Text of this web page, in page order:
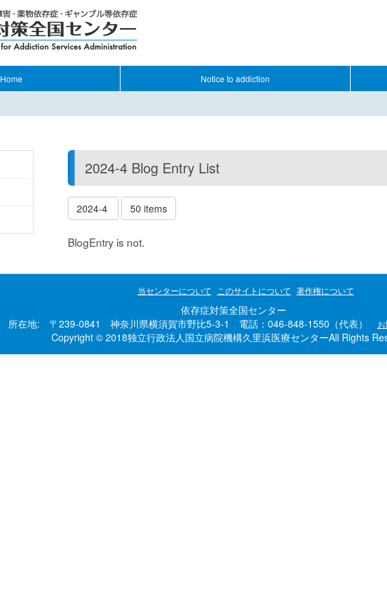
Home Notice to addiction
2024-4 Blog Entry List
2024-4 50 items
BlogEntry is not.
当センターについて このサイトについて 著作権について
依存症対策全国センター
所在地: 〒239-0841 神奈川県横須賀市野比5-3-1 電話：046-848-1550（代表）
Copyright © 2018独立行政法人国立病院機構久里浜医療センターAll Rights